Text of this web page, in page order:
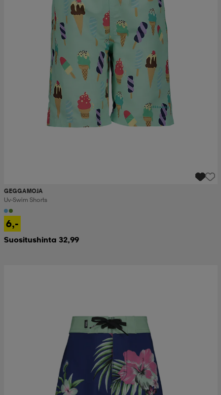
GEGGAMOJA
Uv-Swim Shorts
6,-
Suositushinta 32,99